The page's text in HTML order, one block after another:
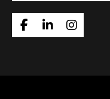
Ga
Ga
Ga